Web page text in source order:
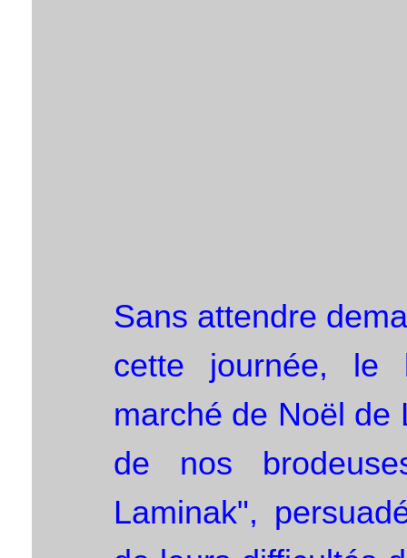
Sans attendre
cette journée, le
marché de Noël de
de nos
Laminak",